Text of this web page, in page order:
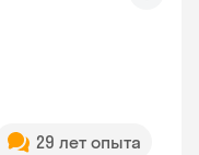
29 лет опыта